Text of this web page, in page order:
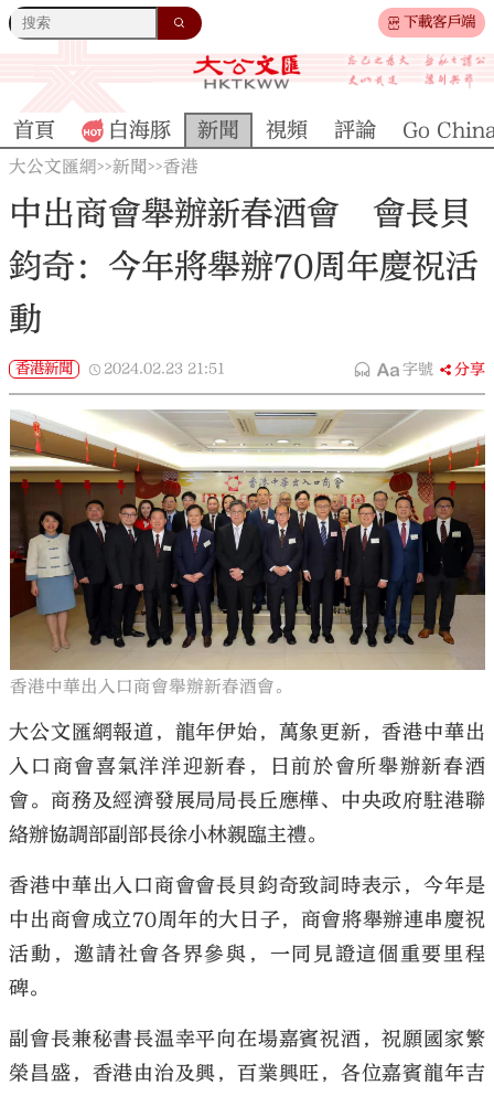
下載客戶端
大公文匯
首頁 白海豚 新聞 視頻 評論 Go
大公文匯網>>新聞>>香港
中出商會舉辦新春酒會 會長貝
鈞奇：今年將舉辦70周年慶祝活
動
香港新聞 2024.02.23 21:51 字號 分享
香港中華出入口商會舉辦新春酒會。
大公文匯網報道，龍年伊始，萬象更新，香港中華出
入口商會喜氣洋洋迎新春，日前於會所舉辦新春酒
會。商務及經濟發展局局長丘應樺、中央政府駐港聯
絡辦協調部副部長徐小林親臨主禮。
香港中華出入口商會會長貝鈞奇致詞時表示，今年是
中出商會成立70周年的大日子，商會將舉辦連串慶祝
活動，邀請社會各界參與，一同見證這個重要里程
碑。
副會長兼秘書長温幸平向在場嘉賓祝酒，祝願國家繁
榮昌盛，香港由治及興，百業興旺，各位嘉賓龍年吉